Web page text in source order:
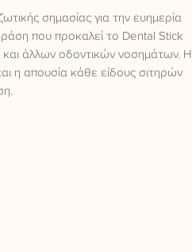
σημασίας για την ευημερία
που προκαλεί το Dental Stick
άλλων οδοντικών νοσημάτων. Η
η απουσία κάθε είδους σιτηρών